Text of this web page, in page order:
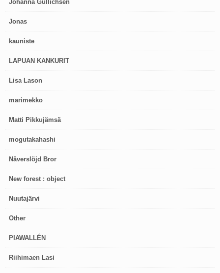
Johanna Gullichsen
Jonas
kauniste
LAPUAN KANKURIT
Lisa Lason
marimekko
Matti Pikkujämsä
mogutakahashi
Näverslöjd Bror
New forest : object
Nuutajärvi
Other
PIAWALLÉN
Riihimaen Lasi